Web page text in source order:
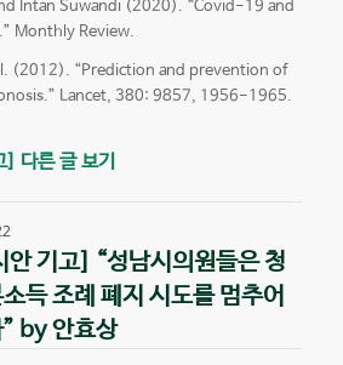
Intan Suwandi (2020). “Covid-19 and
Monthly Review.
(2012). “Prediction and prevention of
Lancet, 380: 9857, 1956-1965.
] 다른 글 보기
안 기고] “성남시의원들은 청
득 조례 폐지 시도를 멈추어
by 안효상